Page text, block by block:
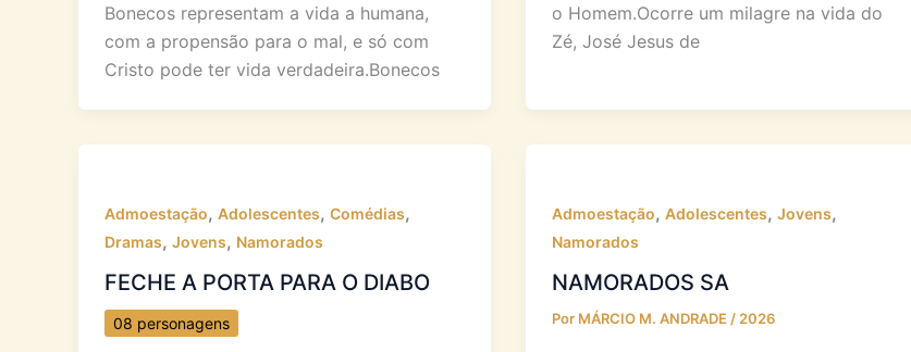
Bonecos representam a vida a humana,
com a propensão para o mal, e só com
Cristo pode ter vida verdadeira.Bonecos
o Homem.Ocorre um milagre na vida do
Zé, José Jesus de
Admoestação, Adolescentes, Comédias,
Dramas, Jovens, Namorados
FECHE A PORTA PARA O DIABO
08 personagens
Admoestação, Adolescentes, Jovens,
Namorados
NAMORADOS SA
Por MÁRCIO M. ANDRADE / 2026